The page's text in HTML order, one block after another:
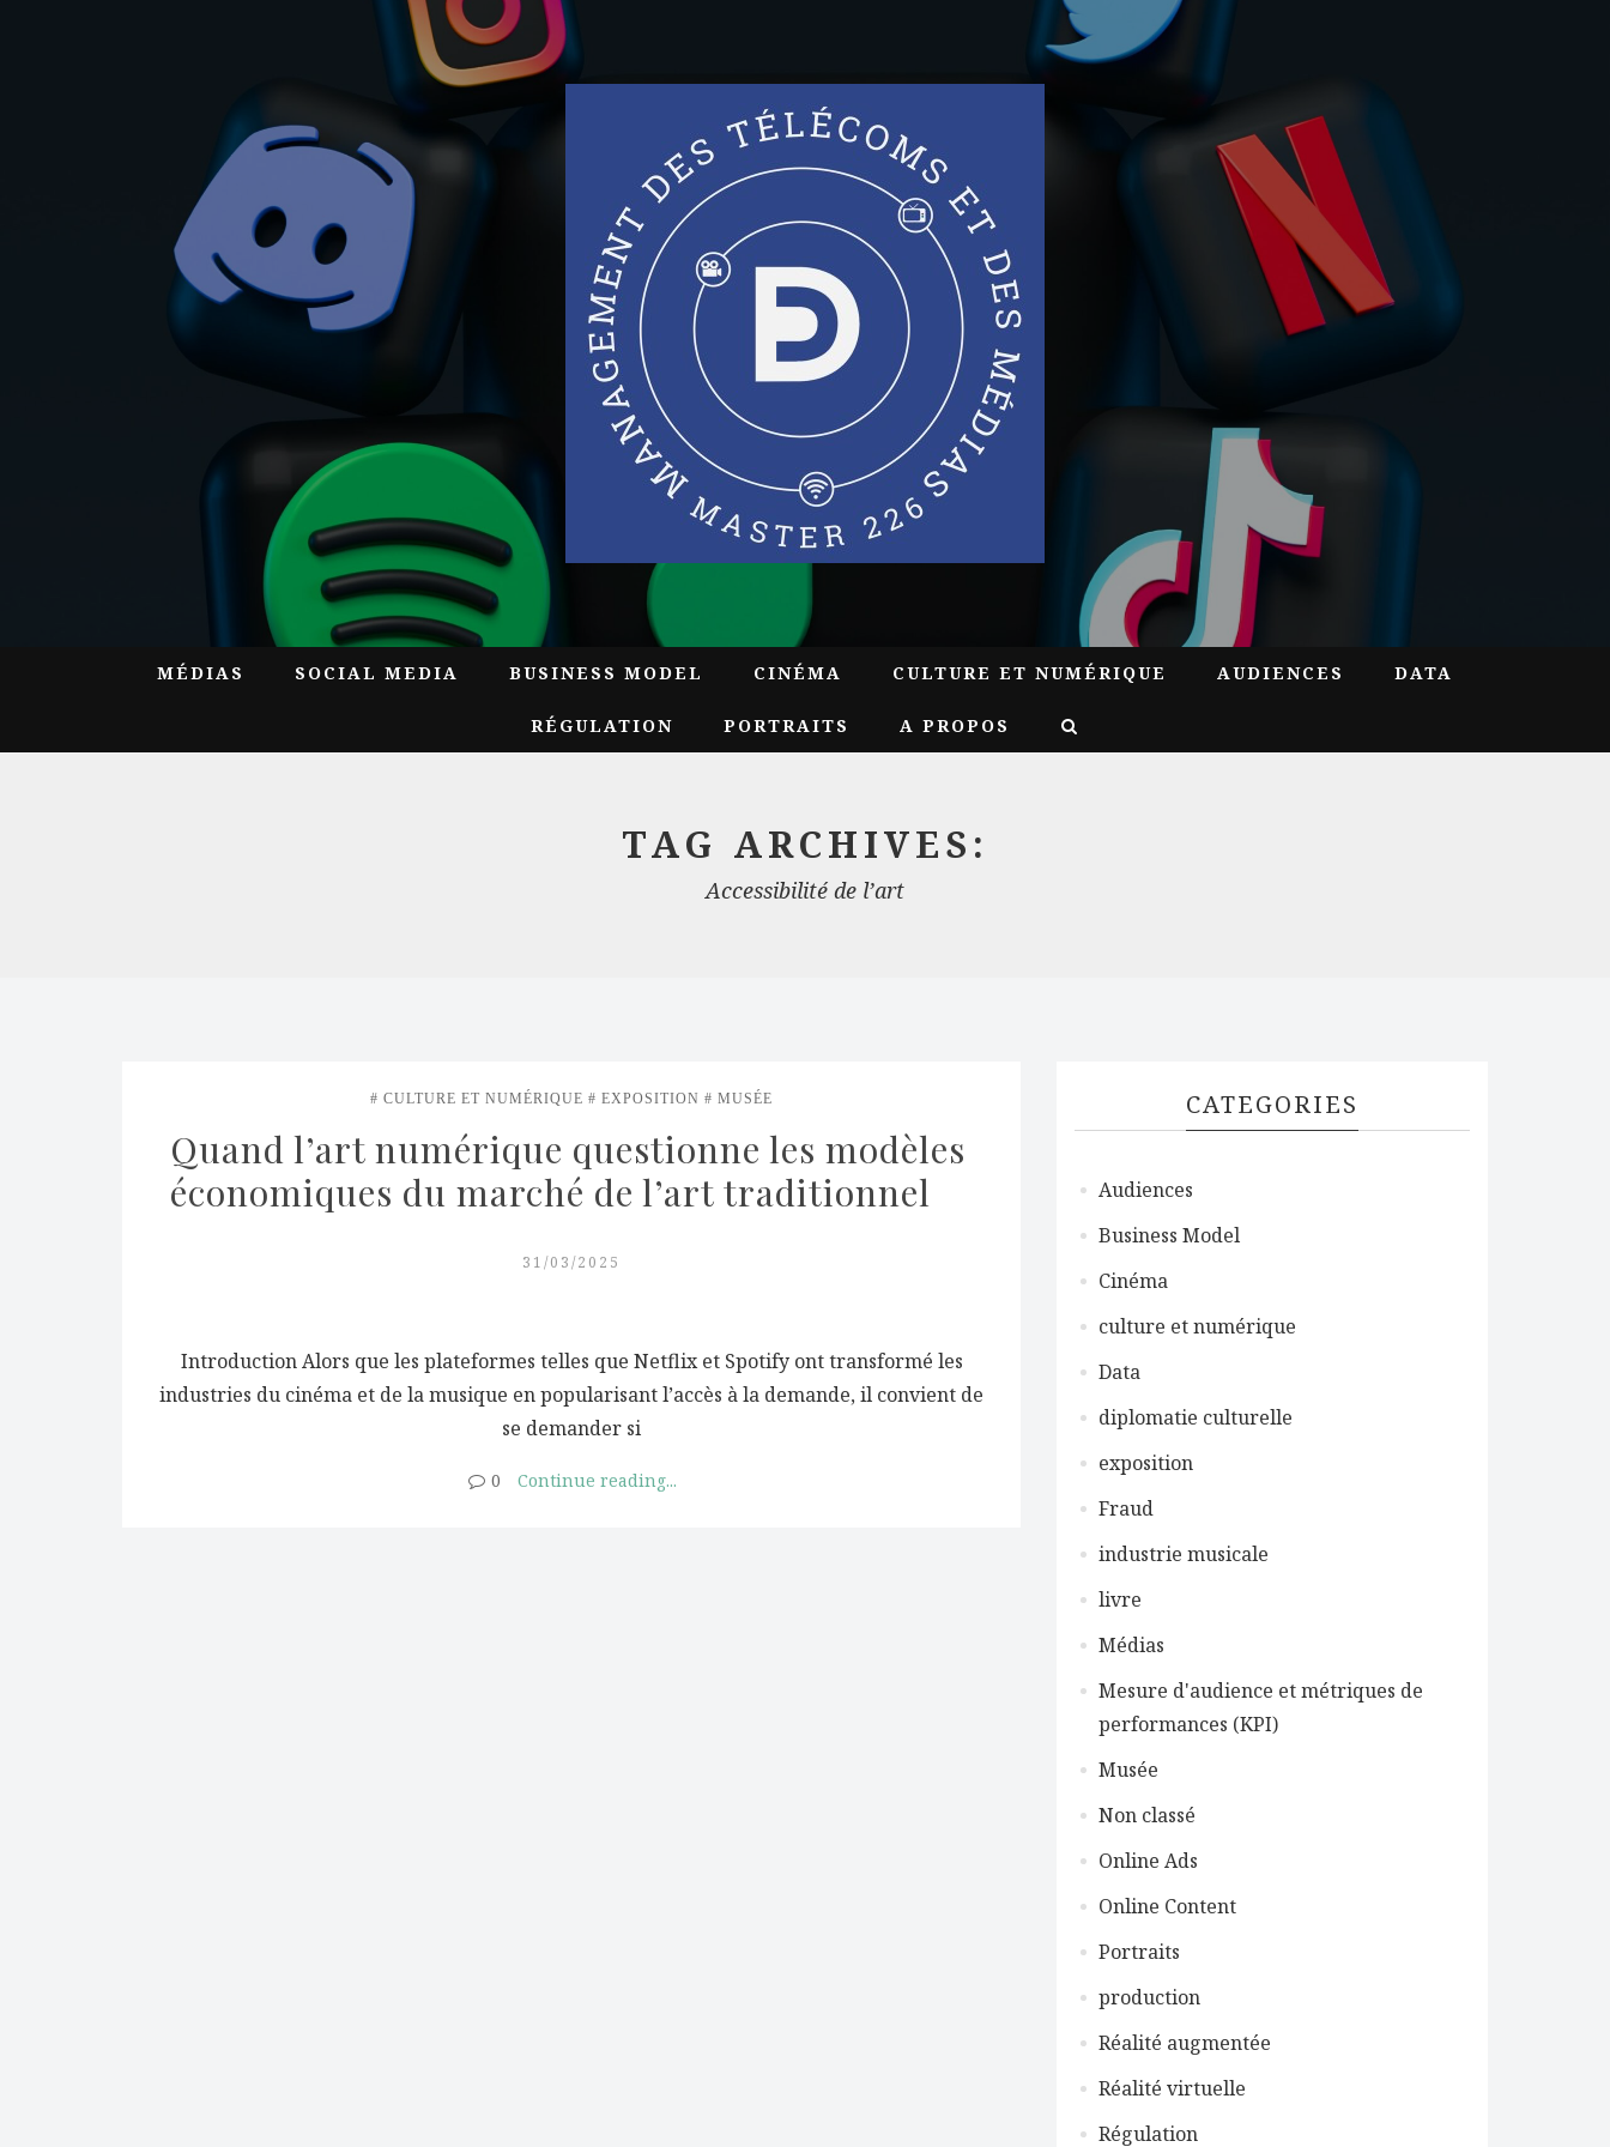
MÉDIAS SOCIAL MEDIA BUSINESS MODEL CINÉMA CULTURE ET NUMÉRIQUE AUDIENCES DATA
RÉGULATION PORTRAITS A PROPOS
TAG ARCHIVES:
Accessibilité de l’art
CULTURE ET NUMÉRIQUE EXPOSITION MUSÉE
Quand l’art numérique questionne les modèles
économiques du marché de l’art traditionnel
31/03/2025
Introduction Alors que les plateformes telles que Netflix et Spotify ont transformé les
industries du cinéma et de la musique en popularisant l’accès à la demande, il convient de
se demander si
0 Continue reading...
CATEGORIES
Audiences
Business Model
Cinéma
culture et numérique
Data
diplomatie culturelle
exposition
Fraud
industrie musicale
livre
Médias
Mesure d'audience et métriques de
performances (KPI)
Musée
Non classé
Online Ads
Online Content
Portraits
production
Réalité augmentée
Réalité virtuelle
Régulation